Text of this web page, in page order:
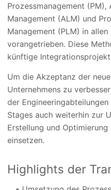
Prozessmanagement
Management (ALM) und
Management (PLM) in
vorangetrieben. Diese
künftige
Um die Akzeptanz der
Unternehmens zu
der
Stages auch weiterhin zur
Erstellung und
einsetzen.
Highlights der